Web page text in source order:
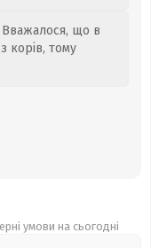
Вважалося, що в
корів, тому
умови на сьогодні